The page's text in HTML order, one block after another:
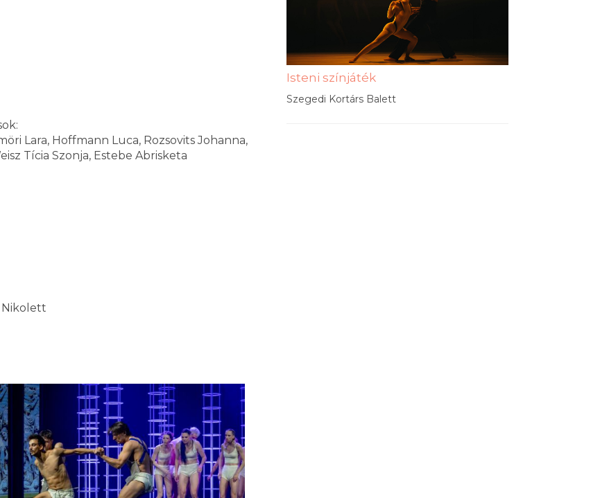
Lara, Hoffmann Luca, Rozsovits Johanna,
Tícia Szonja, Estebe Abrisketa
Nikolett
Isteni színjáték
Szegedi Kortárs Balett